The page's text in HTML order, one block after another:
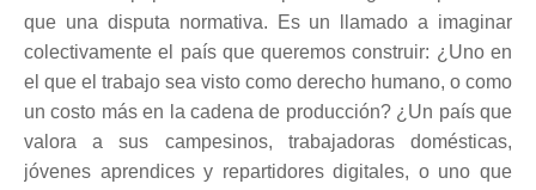
que una disputa normativa. Es un llamado a imaginar
colectivamente el país que queremos construir: ¿Uno en
el que el trabajo sea visto como derecho humano, o como
un costo más en la cadena de producción? ¿Un país que
valora a sus campesinos, trabajadoras domésticas,
jóvenes aprendices y repartidores digitales, o uno que